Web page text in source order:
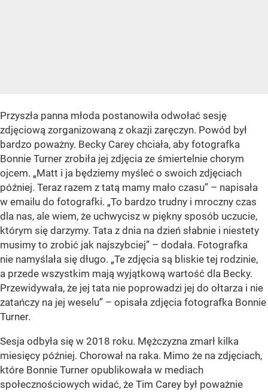
Przyszła panna młoda postanowiła odwołać sesję
zdjęciową zorganizowaną z okazji zaręczyn. Powód był
bardzo poważny. Becky Carey chciała, aby fotografka
Bonnie Turner zrobiła jej zdjęcia ze śmiertelnie chorym
ojcem. „Matt i ja będziemy myśleć o swoich zdjęciach
później. Teraz razem z tatą mamy mało czasu” – napisała
w emailu do fotografki. „To bardzo trudny i mroczny czas
dla nas, ale wiem, że uchwycisz w piękny sposób uczucie,
którym się darzymy. Tata z dnia na dzień słabnie i niestety
musimy to zrobić jak najszybciej” – dodała. Fotografka
nie namyślała się długo. „Te zdjęcia są bliskie tej rodzinie,
a przede wszystkim mają wyjątkową wartość dla Becky.
Przewidywała, że jej tata nie poprowadzi jej do ołtarza i nie
zatańczy na jej weselu” – opisała zdjęcia fotografka Bonnie
Turner.
Sesja odbyła się w 2018 roku. Mężczyzna zmarł kilka
miesięcy później. Chorował na raka. Mimo że na zdjęciach,
które Bonnie Turner opublikowała w mediach
społecznościowych widać, że Tim Carey był poważnie